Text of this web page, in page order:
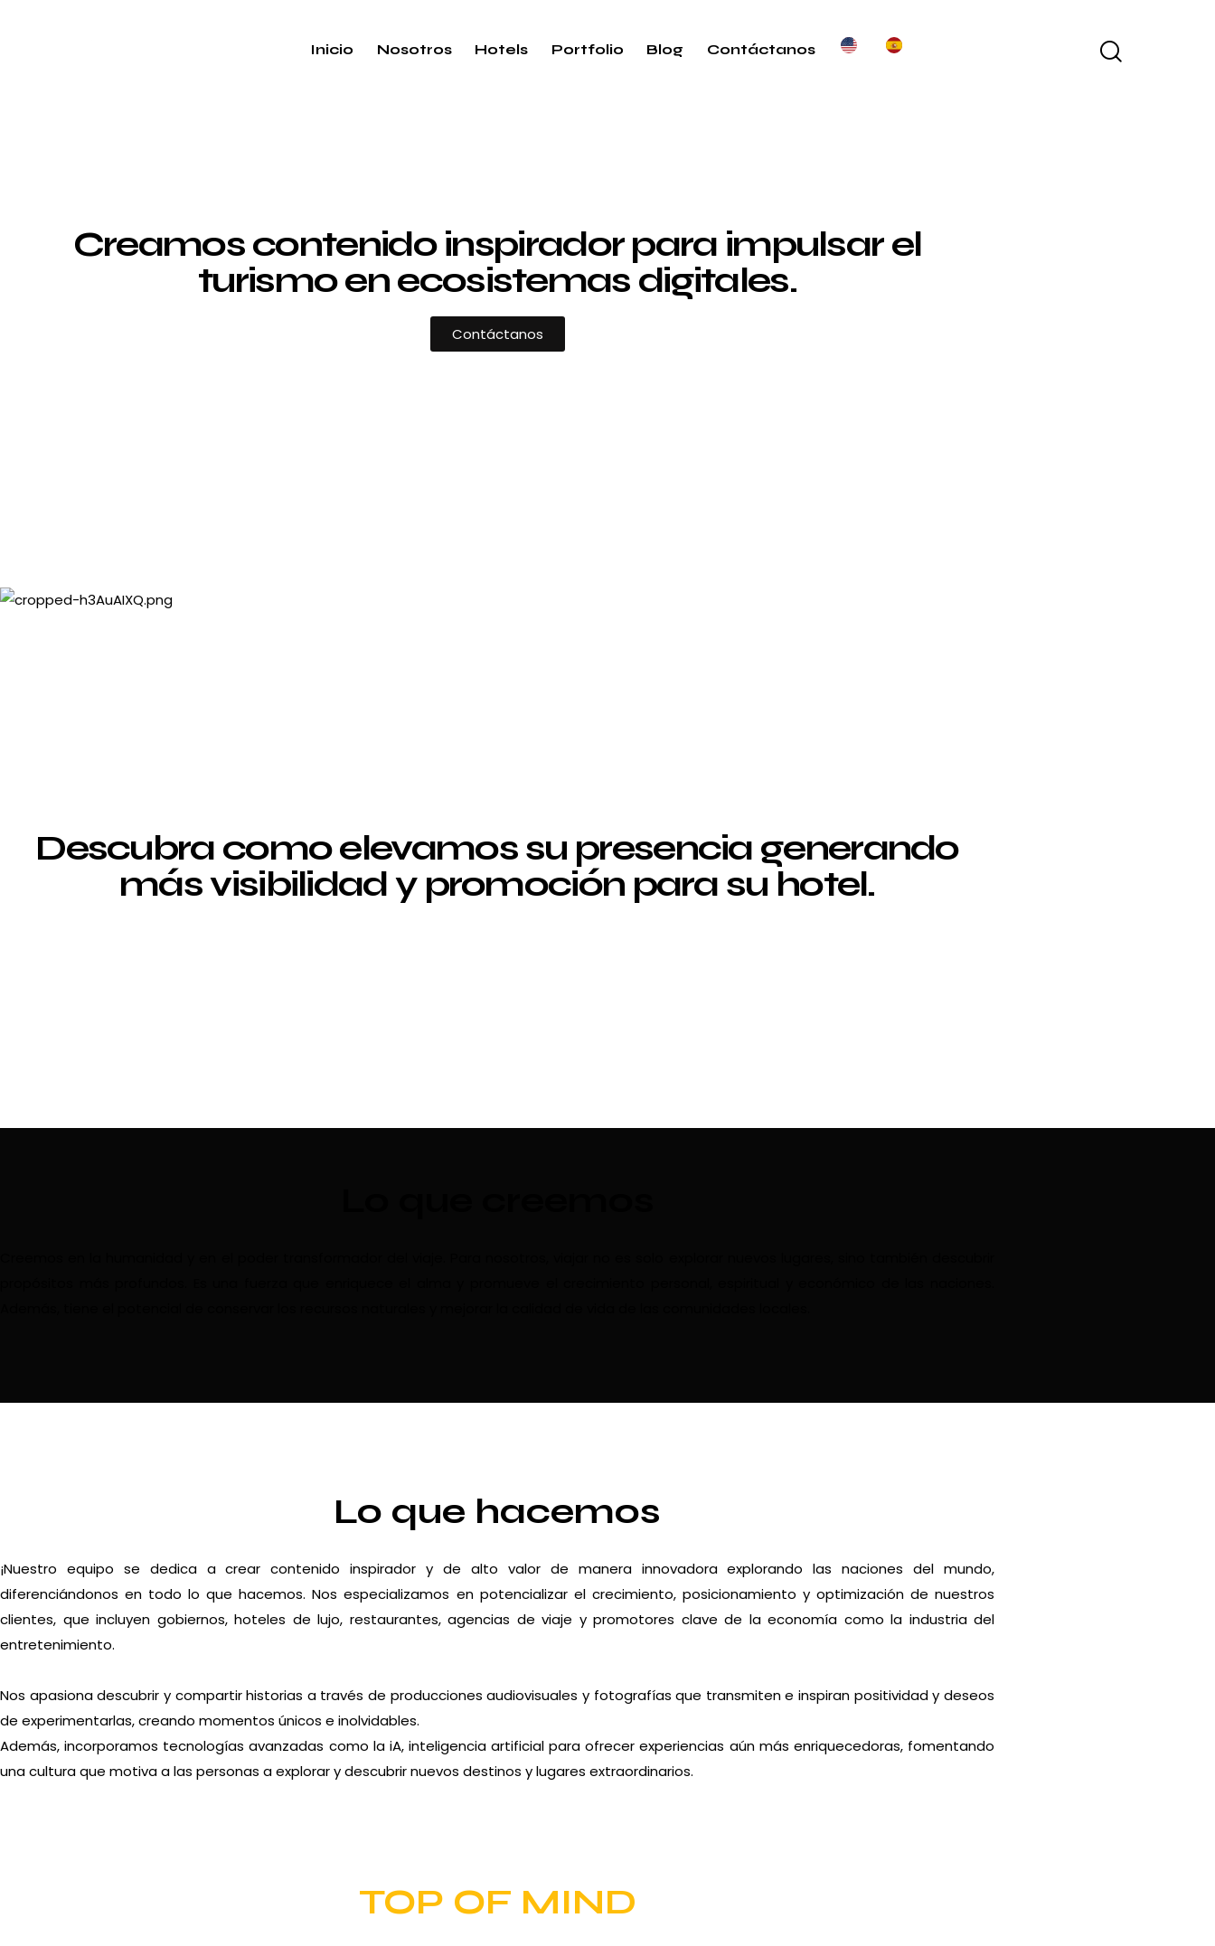
Inicio Nosotros Hotels Portfolio Blog Contáctanos
Creamos contenido inspirador para impulsar el
turismo en ecosistemas digitales.
Contáctanos
Descubra como elevamos su presencia generando
más visibilidad y promoción para su hotel.
Lo que hacemos
¡Nuestro equipo se dedica a crear contenido inspirador y de alto valor de manera innovadora explorando las naciones del mundo,
diferenciándonos en todo lo que hacemos. Nos especializamos en potencializar el crecimiento, posicionamiento y optimización de nuestros
clientes, que incluyen gobiernos, hoteles de lujo, restaurantes, agencias de viaje y promotores clave de la economía como la industria del
entretenimiento.
Nos apasiona descubrir y compartir historias a través de producciones audiovisuales y fotografías que transmiten e inspiran positividad y deseos
de experimentarlas, creando momentos únicos e inolvidables.
Además, incorporamos tecnologías avanzadas como la iA, inteligencia artificial para ofrecer experiencias aún más enriquecedoras, fomentando
una cultura que motiva a las personas a explorar y descubrir nuevos destinos y lugares extraordinarios.
TOP OF MIND